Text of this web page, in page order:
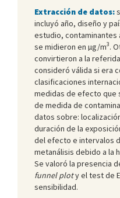
Extracción de datos:
incluyó año, diseño y
estudio, contaminantes
se midieron en µg/m3.
convirtieron a la
consideró válida si era
clasificaciones
medidas de efecto que
de medida de
datos sobre:
duración de la
del efecto e intervalos
metanálisis debido a la
Se valoró la presencia
funnel ploty el test de
sensibilidad.